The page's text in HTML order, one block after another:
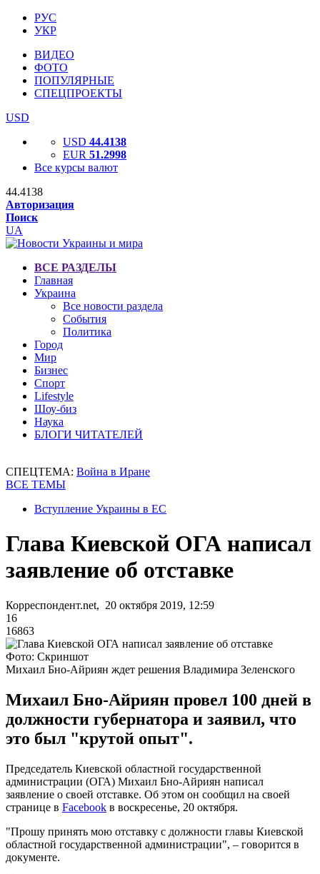
РУС
УКР
ВИДЕО
ФОТО
ПОПУЛЯРНЫЕ
СПЕЦПРОЕКТЫ
USD
USD 44.4138
EUR 51.2998
Все курсы валют
44.4138
Авторизация
Поиск
UA
ВСЕ РАЗДЕЛЫ
Главная
Украина
Все новости раздела
События
Политика
Город
Мир
Бизнес
Спорт
Lifestyle
Шоу-биз
Наука
БЛОГИ ЧИТАТЕЛЕЙ
СПЕЦТЕМА: Война в Иране
ВСЕ ТЕМЫ
Вступление Украины в ЕС
Глава Киевской ОГА написал
заявление об отставке
Корреспондент.net, 20 октября 2019, 12:59
16
16863
Фото: Скриншот
Михаил Бно-Айриян ждет решения Владимира Зеленского
Михаил Бно-Айриян провел 100 дней в
должности губернатора и заявил, что
это был "крутой опыт".
Председатель Киевской областной государственной
администрации (ОГА) Михаил Бно-Айриян написал
заявление о своей отставке. Об этом он сообщил на своей
странице в Facebook в воскресенье, 20 октября.
"Прошу принять мою отставку с должности главы Киевской
областной государственной администрации", – говорится в
документе.